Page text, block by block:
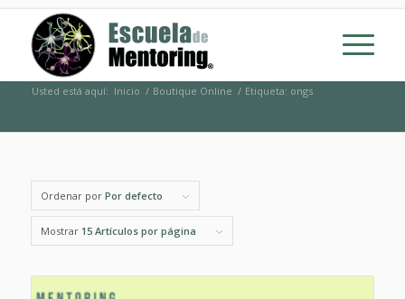
Usted está aquí: Inicio / Boutique Online / Etiqueta: ongs
Ordenar por Por defecto
Mostrar 15 Artículos por página